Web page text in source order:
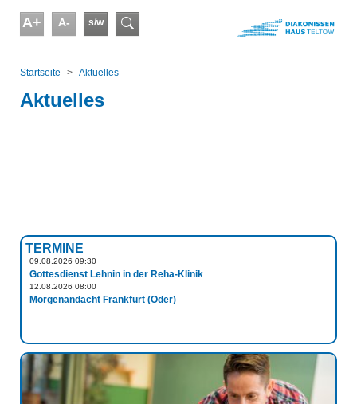
A+ A- s/w Suchformular
Startseite
Aktuelles
Aktuelles
TERMINE
09.08.2026 09:30
Gottesdienst Lehnin in der Reha-Klinik
12.08.2026 08:00
Morgenandacht Frankfurt (Oder)